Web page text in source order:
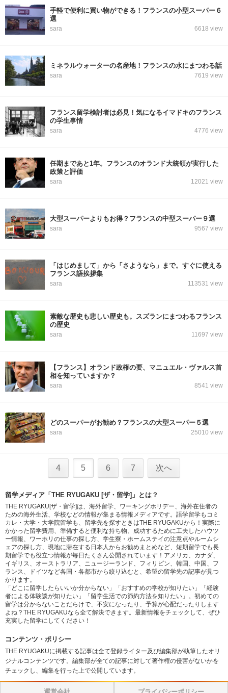
手軽で便利に買い物ができる！フランスの小型スーパー６
選
sara 6618 view
ミネラルウォーターの名産地！フランスの水にまつわる話
sara 7619 view
フランス留学検討者は必見！気になるイマドキのフランス
の学生事情
sara 4776 view
任期まであと1年。フランスのオランド大統領が実行した
政策と評価
sara 12021 view
大型スーパーよりもお得？フランスの中型スーパー９選
sara 9567 view
「はじめまして」から「さようなら」まで。すぐに使える
フランス語挨拶集
sara 113531 view
素敵な歴史も悲しい歴史も。スズランにまつわるフランス
の歴史
sara 11697 view
【フランス】オランド政権の要、マニュエル・ヴァルス首
相を知っていますか？
sara 8541 view
どのスーパーがお勧め？フランスの大型スーパー５選
sara 25010 view
4 5 6 7 次へ
留学メディア「THE RYUGAKU [ザ・留学]」とは？
THE RYUGAKU[ザ・留学]は、海外留学、ワーキングホリデー、海外在住者の
ための海外生活、学校などの情報が集まる情報メディアです。語学留学もコミ
カレ・大学・大学院留学も、留学先を探すときはTHE RYUGAKUから！実際に
かかった留学費用、準備すると便利な持ち物、成功するために工夫したハウツ
ー情報、ワーホリの仕事の探し方、学生寮・ホームステイの注意点やルームシ
ェアの探し方、現地に滞在する日本人からお勧めまとめなど、短期留学でも長
期留学でも役立つ情報が毎日たくさん公開されています！アメリカ、カナダ、
イギリス、オーストラリア、ニュージーランド、フィリピン、韓国、中国、フ
ランス、ドイツなど各国・各都市から絞り込むと、希望の留学先の記事が見つ
かります。
「どこに留学したらいいか分からない」「おすすめの学校が知りたい」「経験
者による体験談が知りたい」「留学生活での節約方法を知りたい」。初めての
留学は分からないことだらけで、不安になったり、予算が心配だったりします
よね？THE RYUGAKUなら全て解決できます。最新情報をチェックして、ぜひ
充実した留学にしてください！
コンテンツ・ポリシー
THE RYUGAKUに掲載する記事は全て登録ライター及び編集部が執筆したオリ
ジナルコンテンツです。編集部が全ての記事に対して著作権の侵害がないかを
チェックし、編集を行った上で公開しています。